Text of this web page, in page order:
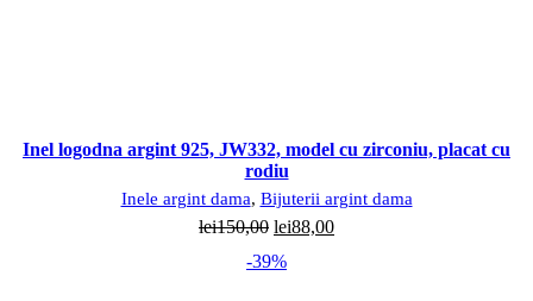
Inel logodna argint 925, JW332, model cu zirconiu, placat cu
rodiu
Inele argint dama, Bijuterii argint dama
lei150,00 Prețul
a
lei88,00Prețul
-39%